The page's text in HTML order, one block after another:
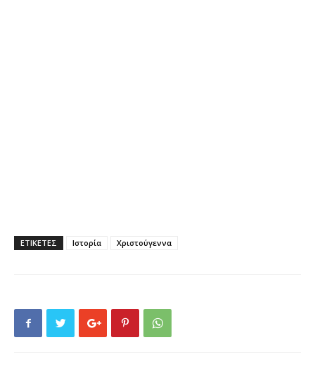
ΕΤΙΚΕΤΕΣ Ιστορία Χριστούγεννα